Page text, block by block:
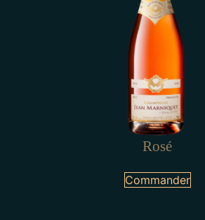
Rosé
Commander